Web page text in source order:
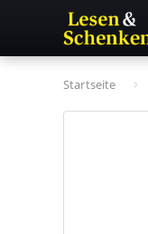
Startseite